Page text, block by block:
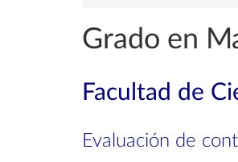
Grado en
Facultad de
Evaluación de